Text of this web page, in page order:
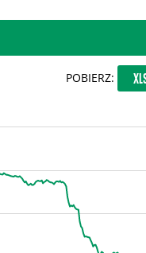
POBIERZ: